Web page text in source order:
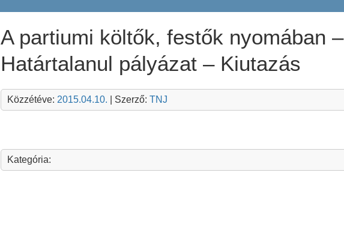
A partiumi költők, festők nyomában –
Határtalanul pályázat – Kiutazás
Közzétéve: 2015.04.10. | Szerző: TNJ
Kategória: